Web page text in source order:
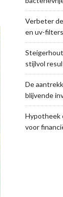
Verbeter
en uv-filters
stijlvol
De
blijvende
Hypotheek
voor